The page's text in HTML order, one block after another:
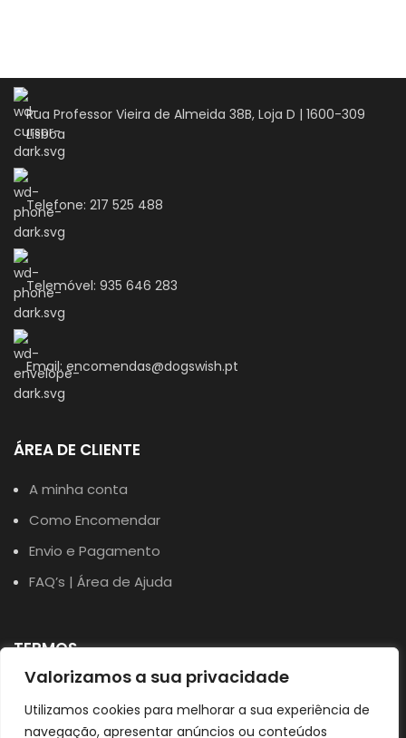
Valorizamos a sua privacidade
Utilizamos cookies para melhorar a sua experiência de
navegação, apresentar anúncios ou conteúdos
Rua Professor Vieira de Almeida 38B, Loja D | 1600-309
Lisboa
Telefone: 217 525 488
Telemóvel: 935 646 283
Email: encomendas@dogswish.pt
ÁREA DE CLIENTE
A minha conta
Como Encomendar
Envio e Pagamento
FAQ’s | Área de Ajuda
TERMOS
Política de Privacidade
Política de Cookies